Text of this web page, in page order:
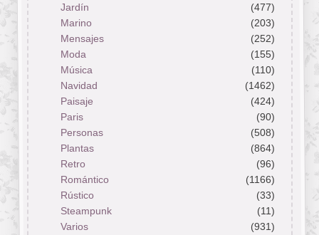
Jardín
(477)
Marino
(203)
Mensajes
(252)
Moda
(155)
Música
(110)
Navidad
(1462)
Paisaje
(424)
Paris
(90)
Personas
(508)
Plantas
(864)
Retro
(96)
Romántico
(1166)
Rústico
(33)
Steampunk
(11)
Varios
(931)